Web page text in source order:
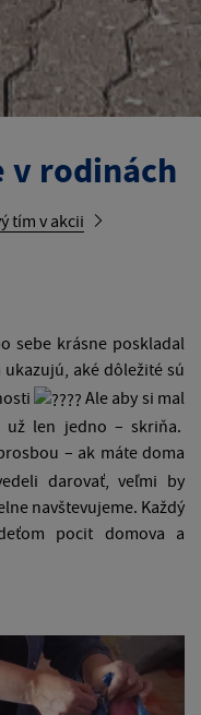
v rodinách
tím v akcii
sebe krásne poskladal
aké dôležité sú
Ale aby si mal
len jedno – skriňa.
– ak máte doma
darovať, veľmi by
navštevujeme. Každý
pocit domova a